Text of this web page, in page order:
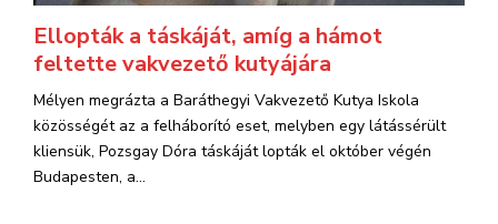
Ellopták a táskáját, amíg a hámot
feltette vakvezető kutyájára
Mélyen megrázta a Baráthegyi Vakvezető Kutya Iskola
közösségét az a felháborító eset, melyben egy látássérült
kliensük, Pozsgay Dóra táskáját lopták el október végén
Budapesten, a...